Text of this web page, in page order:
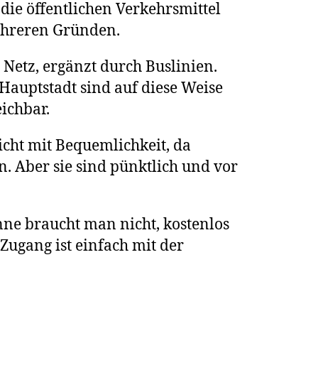
öffentlichen Verkehrsmittel
Gründen.
ergänzt durch Buslinien.
sind auf diese Weise
mit Bequemlichkeit, da
Aber sie sind pünktlich und vor
braucht man nicht, kostenlos
ist einfach mit der